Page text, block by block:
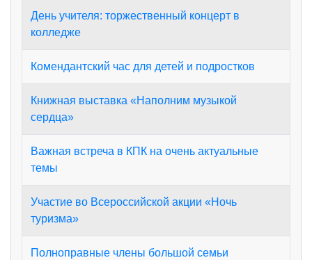
День учителя: торжественный концерт в
колледже
Комендантский час для детей и подростков
Книжная выставка «Наполним музыкой
сердца»
Важная встреча в КПК на очень актуальные
темы
Участие во Всероссийской акции «Ночь
туризма»
Полноправные члены большой семьи